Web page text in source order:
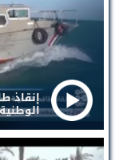
إنقاذ